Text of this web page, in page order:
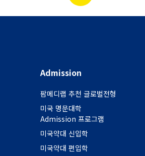
Admission
팜메디랩 추천 글로벌전형
미국 명문대학
Admission 프로그램
미국약대 신입학
미국약대 편입학